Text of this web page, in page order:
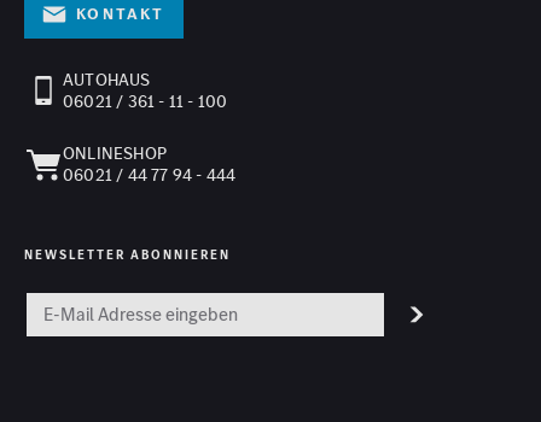
Kontakt
AUTOHAUS
06021 / 361 - 11 - 100
ONLINESHOP
06021 / 44 77 94 - 444
NEWSLETTER ABONNIEREN